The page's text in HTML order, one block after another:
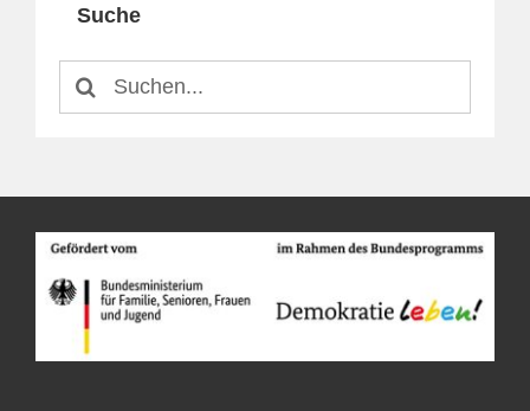
Suche
Suche
nach: